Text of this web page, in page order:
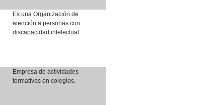
Es una Organización de
atención a personas con
discapacidad intelectual
Empresa de actividades
formativas en colegios.